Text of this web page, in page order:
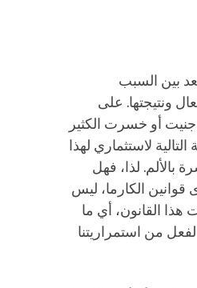
بين السبب
ونتيجتها. على
جنيت أو خسرت الكثير
لاستثماري لهذا
لذا، فهل
قوانين الكارما، ليس
هذا القانون، أي ما
من استمراريتنا